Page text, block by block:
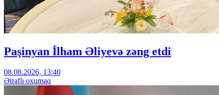
Paşinyan İlham Əliyevə zəng etdi
08.08.2026, 13:40
Ətraflı oxumaq